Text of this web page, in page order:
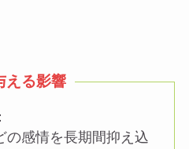
える影響
の感情を長期間抑え込